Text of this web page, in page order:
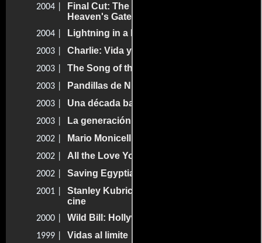
2004 |
Final Cut: The Making and Unmaking of
Heaven's Gate
2004 | Lightning in a Bottle
2003 | Charlie: Vida y obra de Charles Chaplin
2003 | The Song of the Little Road
2003 | Pandillas de Nueva York
2003 | Una década bajo la influencia
2003 | La generación que cambió Hollywood
2002 | Mario Monicelli, l'artigiano di Viareggio
2002 | All the Love You Cannes!
2002 | Saving Egyptian Film Classics
2001 |
Stanley Kubrick: Una vida a través del
cine
2000 | Wild Bill: Hollywood Maverick
1999 | Vidas al limite